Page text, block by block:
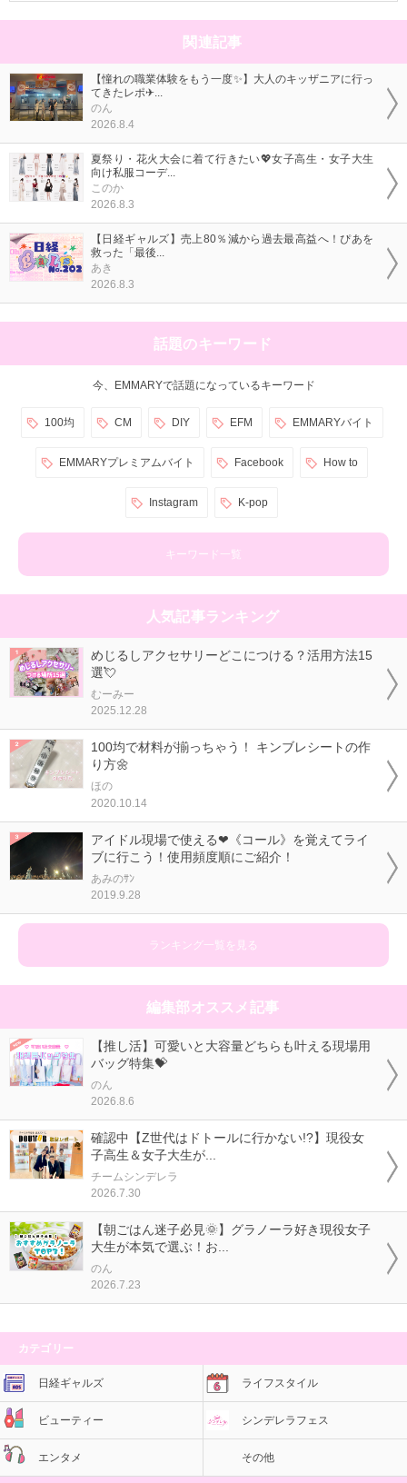
関連記事
【憧れの職業体験をもう一度✨】大人のキッザニアに行っ
てきたレポ✈...
のん
2026.8.4
夏祭り・花火大会に着て行きたい💖女子高生・女子大生
向け私服コーデ...
このか
2026.8.3
【日経ギャルズ】売上80％減から過去最高益へ！ぴあを
救った「最後...
あき
2026.8.3
話題のキーワード
今、EMMARYで話題になっているキーワード
100均 CM DIY EFM EMMARYバイト
EMMARYプレミアムバイト Facebook How to
Instagram K-pop
キーワード一覧
人気記事ランキング
めじるしアクセサリーどこにつける？活用方法15
選💘
むーみー
2025.12.28
100均で材料が揃っちゃう！ キンブレシートの作
り方🌼
ほの
2020.10.14
アイドル現場で使える❤《コール》を覚えてライ
ブに行こう！使用頻度順にご紹介！
あみのｻﾝ
2019.9.28
ランキング一覧を見る
編集部オススメ記事
【推し活】可愛いと大容量どちらも叶える現場用
バッグ特集💝
のん
2026.8.6
確認中【Z世代はドトールに行かない!?】現役女
子高生＆女子大生が...
チームシンデレラ
2026.7.30
【朝ごはん迷子必見🌞】グラノーラ好き現役女子
大生が本気で選ぶ！お...
のん
2026.7.23
カテゴリー
日経ギャルズ ライフスタイル
ビューティー シンデレラフェス
エンタメ その他